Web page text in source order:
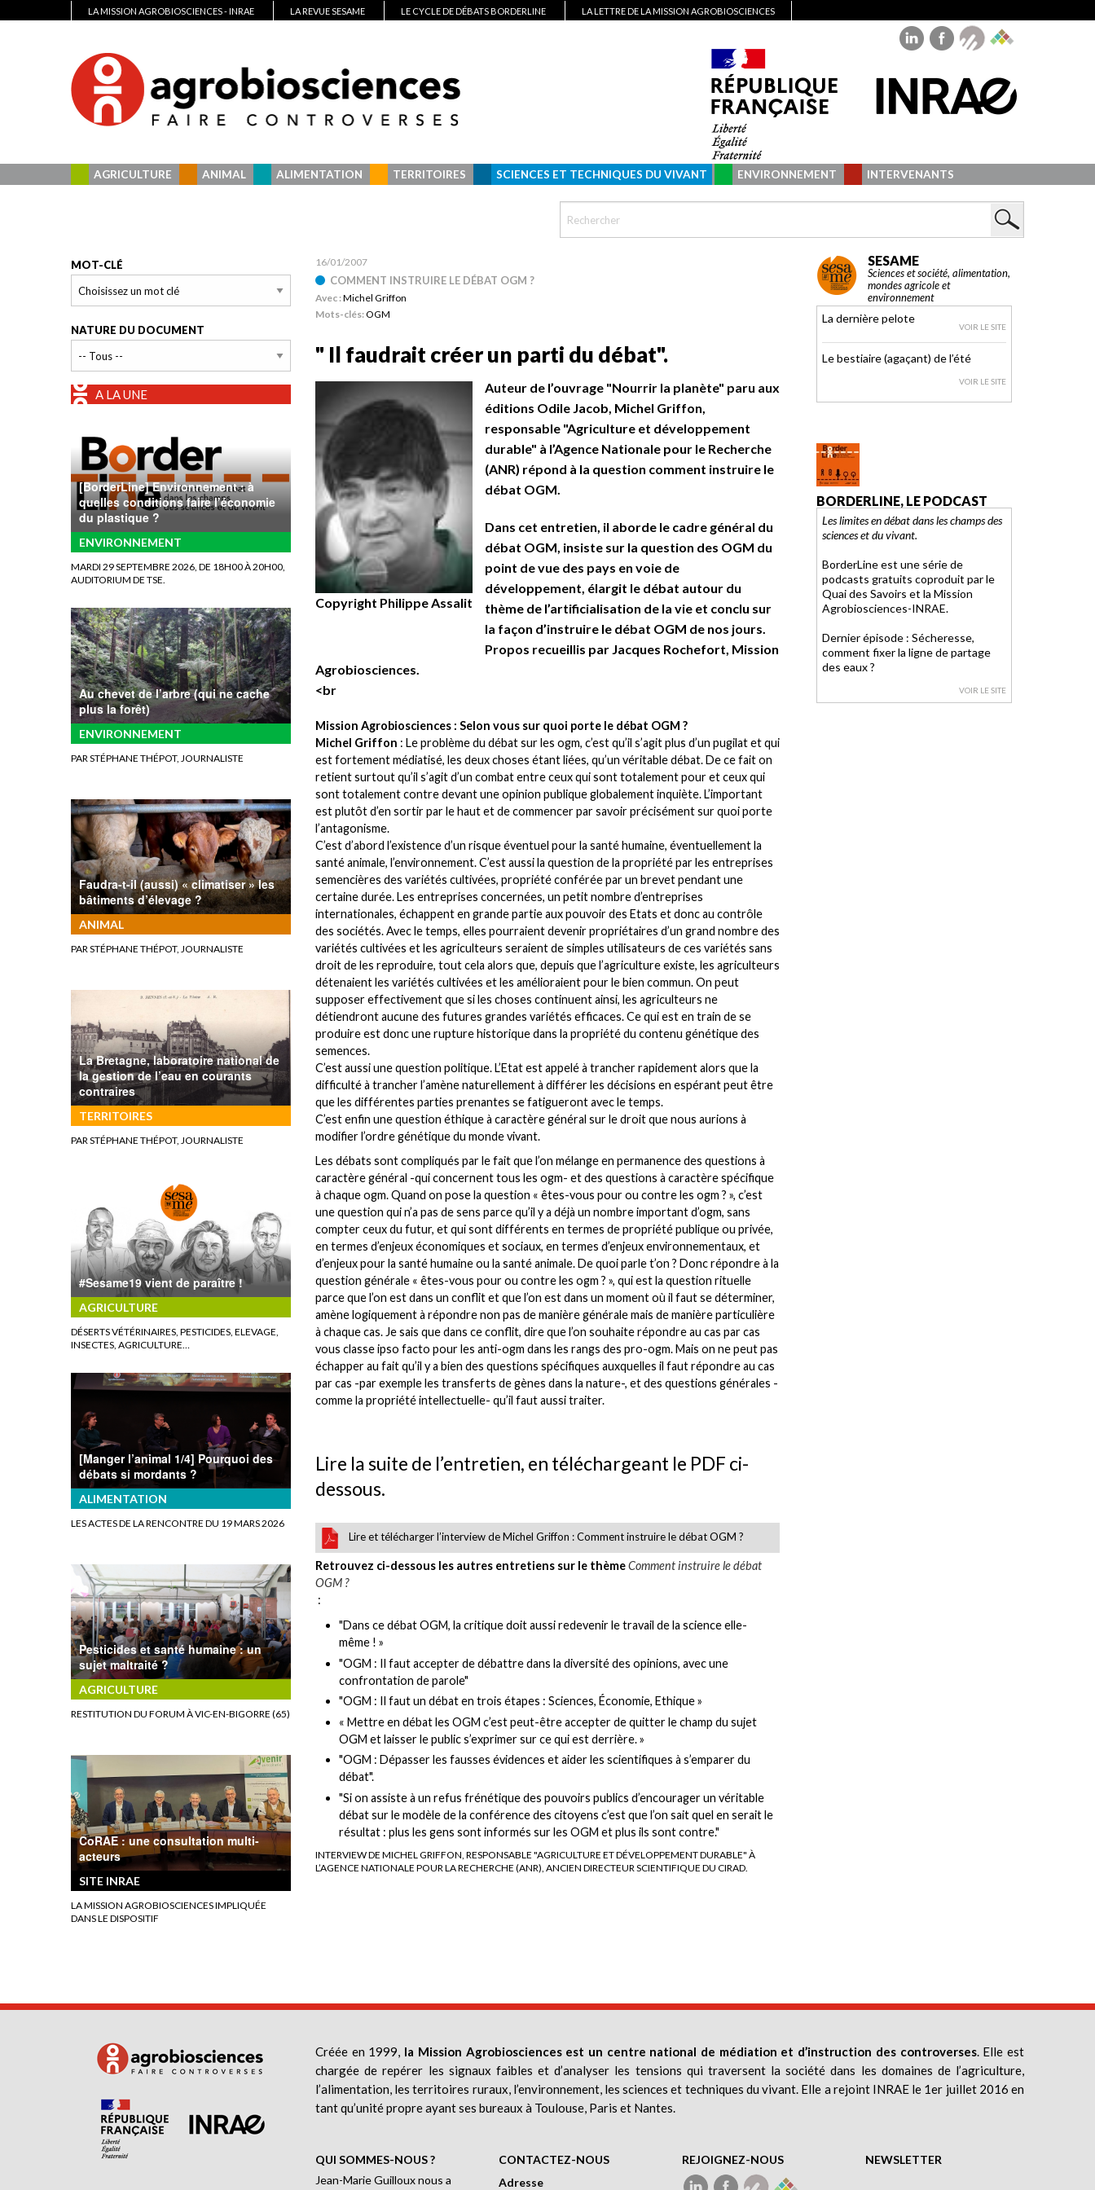
LA MISSION AGROBIOSCIENCES - INRAE LA REVUE SESAME LE CYCLE DE DÉBATS BORDERLINE LA LETTRE DE LA MISSION AGROBIOSCIENCES
AGRICULTURE ANIMAL ALIMENTATION TERRITOIRES SCIENCES ET TECHNIQUES DU VIVANT ENVIRONNEMENT INTERVENANTS
16/01/2007
COMMENT INSTRUIRE LE DÉBAT OGM ?
Avec :Michel Griffon
Mots-clés:OGM
" Il faudrait créer un parti du débat".
Copyright Philippe Assalit
Auteur de l’ouvrage "Nourrir la planète" paru aux
éditions Odile Jacob, Michel Griffon,
responsable "Agriculture et développement
durable" à l’Agence Nationale pour le Recherche
(ANR) répond à la question comment instruire le
débat OGM.
Dans cet entretien, il aborde le cadre général du
débat OGM, insiste sur la question des OGM du
point de vue des pays en voie de
développement, élargit le débat autour du
thème de l’artificialisation de la vie et conclu sur
la façon d’instruire le débat OGM de nos jours.
Propos recueillis par Jacques Rochefort, Mission
Agrobiosciences.
<br
Mission Agrobiosciences : Selon vous sur quoi porte le débat OGM ?
Michel Griffon : Le problème du débat sur les ogm, c’est qu’il s’agit plus d’un pugilat et qui
est fortement médiatisé, les deux choses étant liées, qu’un véritable débat. De ce fait on
retient surtout qu’il s’agit d’un combat entre ceux qui sont totalement pour et ceux qui
sont totalement contre devant une opinion publique globalement inquiète. L’important
est plutôt d’en sortir par le haut et de commencer par savoir précisément sur quoi porte
l’antagonisme.
C’est d’abord l’existence d’un risque éventuel pour la santé humaine, éventuellement la
santé animale, l’environnement. C’est aussi la question de la propriété par les entreprises
semencières des variétés cultivées, propriété conférée par un brevet pendant une
certaine durée. Les entreprises concernées, un petit nombre d’entreprises
internationales, échappent en grande partie aux pouvoir des Etats et donc au contrôle
des sociétés. Avec le temps, elles pourraient devenir propriétaires d’un grand nombre des
variétés cultivées et les agriculteurs seraient de simples utilisateurs de ces variétés sans
droit de les reproduire, tout cela alors que, depuis que l’agriculture existe, les agriculteurs
détenaient les variétés cultivées et les amélioraient pour le bien commun. On peut
supposer effectivement que si les choses continuent ainsi, les agriculteurs ne
détiendront aucune des futures grandes variétés efficaces. Ce qui est en train de se
produire est donc une rupture historique dans la propriété du contenu génétique des
semences.
C’est aussi une question politique. L’Etat est appelé à trancher rapidement alors que la
difficulté à trancher l’amène naturellement à différer les décisions en espérant peut être
que les différentes parties prenantes se fatigueront avec le temps.
C’est enfin une question éthique à caractère général sur le droit que nous aurions à
modifier l’ordre génétique du monde vivant.
Les débats sont compliqués par le fait que l’on mélange en permanence des questions à
caractère général -qui concernent tous les ogm- et des questions à caractère spécifique
à chaque ogm. Quand on pose la question « êtes-vous pour ou contre les ogm ? », c’est
une question qui n’a pas de sens parce qu’il y a déjà un nombre important d’ogm, sans
compter ceux du futur, et qui sont différents en termes de propriété publique ou privée,
en termes d’enjeux économiques et sociaux, en termes d’enjeux environnementaux, et
d’enjeux pour la santé humaine ou la santé animale. De quoi parle t’on ? Donc répondre à la
question générale « êtes-vous pour ou contre les ogm ? », qui est la question rituelle
parce que l’on est dans un conflit et que l’on est dans un moment où il faut se déterminer,
amène logiquement à répondre non pas de manière générale mais de manière particulière
à chaque cas. Je sais que dans ce conflit, dire que l’on souhaite répondre au cas par cas
vous classe ipso facto pour les anti-ogm dans les rangs des pro-ogm. Mais on ne peut pas
échapper au fait qu’il y a bien des questions spécifiques auxquelles il faut répondre au cas
par cas -par exemple les transferts de gènes dans la nature-, et des questions générales -
comme la propriété intellectuelle- qu’il faut aussi traiter.
Lire la suite de l’entretien, en téléchargeant le PDF ci-
dessous.
Lire et télécharger l’interview de Michel Griffon : Comment instruire le débat OGM ?
Retrouvez ci-dessous les autres entretiens sur le thèmeComment instruire le débat
OGM ?
:
"Dans ce débat OGM, la critique doit aussi redevenir le travail de la science elle-
même ! »
"OGM : Il faut accepter de débattre dans la diversité des opinions, avec une
confrontation de parole"
"OGM : Il faut un débat en trois étapes : Sciences, Économie, Ethique »
« Mettre en débat les OGM c’est peut-être accepter de quitter le champ du sujet
OGM et laisser le public s’exprimer sur ce qui est derrière. »
"OGM : Dépasser les fausses évidences et aider les scientifiques à s’emparer du
débat".
"Si on assiste à un refus frénétique des pouvoirs publics d’encourager un véritable
débat sur le modèle de la conférence des citoyens c’est que l’on sait quel en serait le
résultat : plus les gens sont informés sur les OGM et plus ils sont contre."
INTERVIEW DE MICHEL GRIFFON, RESPONSABLE "AGRICULTURE ET DÉVELOPPEMENT DURABLE" À
L’AGENCE NATIONALE POUR LA RECHERCHE (ANR), ANCIEN DIRECTEUR SCIENTIFIQUE DU CIRAD.
MOT-CLÉ
NATURE DU DOCUMENT
A LA UNE
[BorderLine] Environnement : à
quelles conditions faire l’économie
du plastique ?
ENVIRONNEMENT
MARDI 29 SEPTEMBRE 2026, DE 18H00 À 20H00,
AUDITORIUM DE TSE.
Au chevet de l’arbre (qui ne cache
plus la forêt)
ENVIRONNEMENT
PAR STÉPHANE THÉPOT, JOURNALISTE
Faudra-t-il (aussi) « climatiser » les
bâtiments d’élevage ?
ANIMAL
PAR STÉPHANE THÉPOT, JOURNALISTE
La Bretagne, laboratoire national de
la gestion de l’eau en courants
contraires
TERRITOIRES
PAR STÉPHANE THÉPOT, JOURNALISTE
#Sesame19 vient de paraître !
AGRICULTURE
DÉSERTS VÉTÉRINAIRES, PESTICIDES, ELEVAGE,
INSECTES, AGRICULTURE…
[Manger l’animal 1/4] Pourquoi des
débats si mordants ?
ALIMENTATION
LES ACTES DE LA RENCONTRE DU 19 MARS 2026
Pesticides et santé humaine : un
sujet maltraité ?
AGRICULTURE
RESTITUTION DU FORUM À VIC-EN-BIGORRE (65)
CoRAE : une consultation multi-
acteurs
SITE INRAE
LA MISSION AGROBIOSCIENCES IMPLIQUÉE
DANS LE DISPOSITIF
SESAME
Sciences et société, alimentation,
mondes agricole et
environnement
La dernière pelote
VOIR LE SITE
Le bestiaire (agaçant) de l’été
VOIR LE SITE
BORDERLINE, LE PODCAST
Les limites en débat dans les champs des
sciences et du vivant.
BorderLine est une série de
podcasts gratuits coproduit par le
Quai des Savoirs et la Mission
Agrobiosciences-INRAE.
Dernier épisode : Sécheresse,
comment fixer la ligne de partage
des eaux ?
VOIR LE SITE
Créée en 1999, la Mission Agrobiosciences est un centre national de médiation et d’instruction des controverses. Elle est
chargée de repérer les signaux faibles et d’analyser les tensions qui traversent la société dans les domaines de l’agriculture,
l’alimentation, les territoires ruraux, l’environnement, les sciences et techniques du vivant. Elle a rejoint INRAE le 1er juillet 2016 en
tant qu’unité propre ayant ses bureaux à Toulouse, Paris et Nantes.
QUI SOMMES-NOUS ?
Jean-Marie Guilloux nous a
CONTACTEZ-NOUS
Adresse
REJOIGNEZ-NOUS NEWSLETTER